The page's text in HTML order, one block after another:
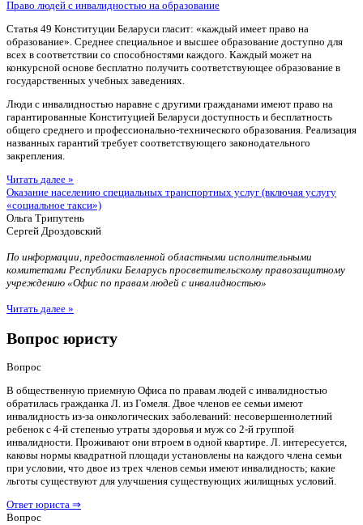
Право людей с инвалидностью на образование
Статья 49 Конституции Беларуси гласит: «каждый имеет право на
образование». Среднее специальное и высшее образование доступно для
всех в соответствии со способностями каждого. Каждый может на
конкурсной основе бесплатно получить соответствующее образование в
государственных учебных заведениях.
Люди с инвалидностью наравне с другими гражданами имеют право на
гарантированные Конституцией Беларуси доступность и бесплатность
общего среднего и профессионально-технического образования. Реализация
названных гарантий требует соответствующего законодательного
закрепления.
Читать далее »
Оказание населению специальных транспортных услуг (включая услугу
«социальное такси»)
Ольга Трипутень
Сергей Дроздовский
По информации, предоставленной областными исполнительными
комитетами Республики Беларусь просветительскому правозащитному
учреждению «Офис по правам людей с инвалидностью»
Читать далее »
Вопрос юристу
Вопрос
В общественную приемную Офиса по правам людей с инвалидностью
обратилась гражданка Л. из Гомеля. Двое членов ее семьи имеют
инвалидность из-за онкологических заболеваний: несовершеннолетний
ребенок с 4-й степенью утраты здоровья и муж со 2-й группой
инвалидности. Проживают они втроем в одной квартире. Л. интересуется,
каковы нормы квадратной площади установлены на каждого члена семьи
при условии, что двое из трех членов семьи имеют инвалидность; какие
льготы существуют для улучшения существующих жилищных условий.
Ответ юриста ⇒
Вопрос